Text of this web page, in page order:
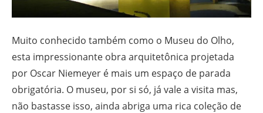
Muito conhecido também como o Museu do Olho,
esta impressionante obra arquitetônica projetada
por Oscar Niemeyer é mais um espaço de parada
obrigatória. O museu, por si só, já vale a visita mas,
não bastasse isso, ainda abriga uma rica coleção de